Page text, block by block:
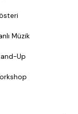
Müzik
Up